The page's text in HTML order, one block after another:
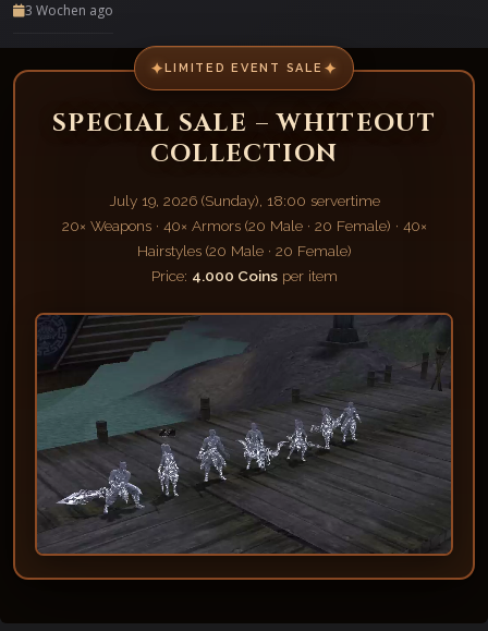
3 Wochen ago
✦LIMITED EVENT SALE ✦
SPECIAL SALE – WHITEOUT
COLLECTION
July 19, 2026 (Sunday), 18:00 servertime
20× Weapons · 40× Armors (20 Male · 20 Female) · 40×
Hairstyles (20 Male · 20 Female)
Price: 4.000 Coinsper item